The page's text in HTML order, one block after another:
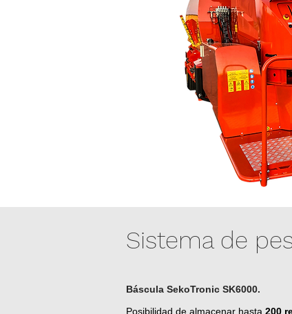
Sistema de
Báscula SekoTronic SK6000.
Posibilidad de almacenar hasta 200